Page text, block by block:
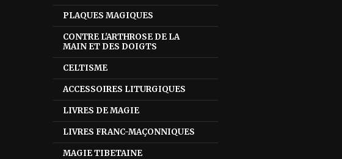
PLAQUES MAGIQUES
CONTRE L'ARTHROSE DE LA
MAIN ET DES DOIGTS
CELTISME
ACCESSOIRES LITURGIQUES
LIVRES DE MAGIE
LIVRES FRANC-MAÇONNIQUES
MAGIE TIBETAINE